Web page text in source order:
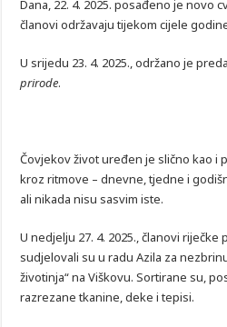
Dana, 22. 4. 2025. posađeno je novo
članovi održavaju tijekom cijele
U srijedu 23. 4. 2025., održano je
prirode.
Čovjekov život uređen je slično kao i
kroz ritmove – dnevne, tjedne i
ali nikada nisu sasvim iste.
U nedjelju 27. 4. 2025., članovi
sudjelovali su u radu Azila za
životinja“ na Viškovu. Sortirane su,
razrezane tkanine, deke i tepisi.